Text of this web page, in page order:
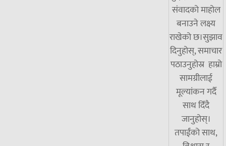
संवादको माहोल
बनाउने लक्ष्य
राखेको छ।सुझाव
दिनुहोस्, समाचार
पठाउनुहोस्र हाम्रो
सामग्रीलाई
मूल्यांकन गर्दै
साथ दिँदै
जानुहोस्।
तपाईंको साथ,